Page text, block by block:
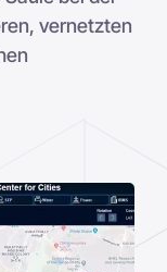
vernetzten